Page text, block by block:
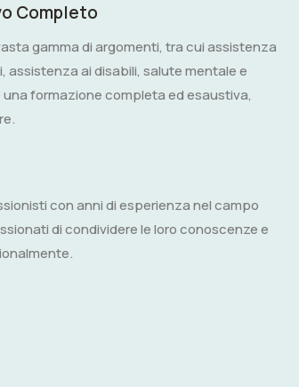
Completo
gamma di argomenti, tra cui assistenza
assistenza ai disabili, salute mentale e
formazione completa ed esaustiva,
con anni di esperienza nel campo
di condividere le loro conoscenze e